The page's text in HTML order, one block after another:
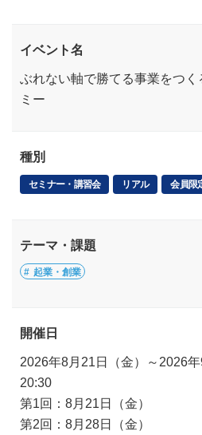
イベント名
ぶれない軸で勝てる事業をつ
ミー
種別
セミナー・講習会 リアル 会員限
テーマ・課題
起業・創業
開催日
2026年8月21日（金）～2026
20:30
第1回：8月21日（金）
第2回：8月28日（金）